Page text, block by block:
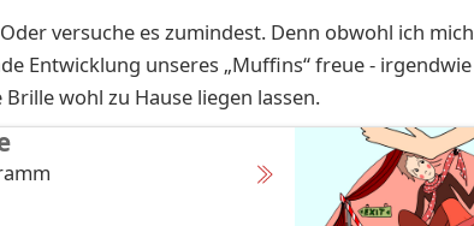
versuche es zumindest. Denn obwohl ich mich
Entwicklung unseres „Muffins“ freue - irgendwie
wohl zu Hause liegen lassen.